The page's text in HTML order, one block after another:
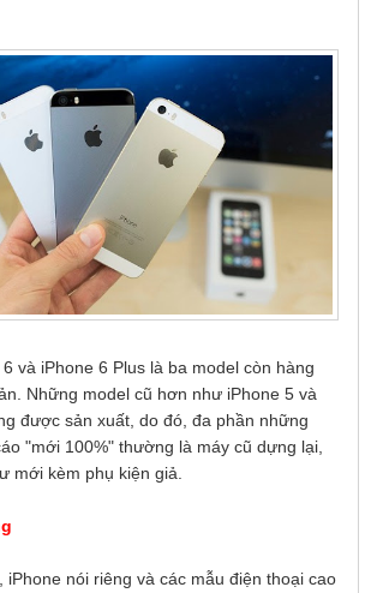
và iPhone 6 Plus là ba model còn hàng
Những model cũ hơn như iPhone 5 và
được sản xuất, do đó, đa phần những
"mới 100%" thường là máy cũ dựng lại,
mới kèm phụ kiện giả.
iPhone nói riêng và các mẫu điện thoại cao